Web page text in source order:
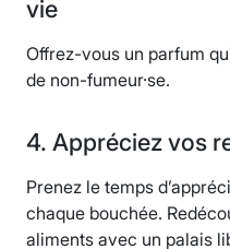
vie
Offrez-vous un parfum
de non-fumeur·se.
4. Appréciez vos
Prenez le temps
chaque bouchée.
aliments avec un palais